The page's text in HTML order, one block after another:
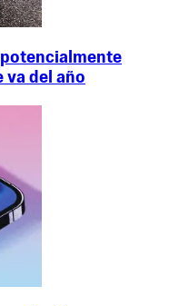
potencialmente
va del año